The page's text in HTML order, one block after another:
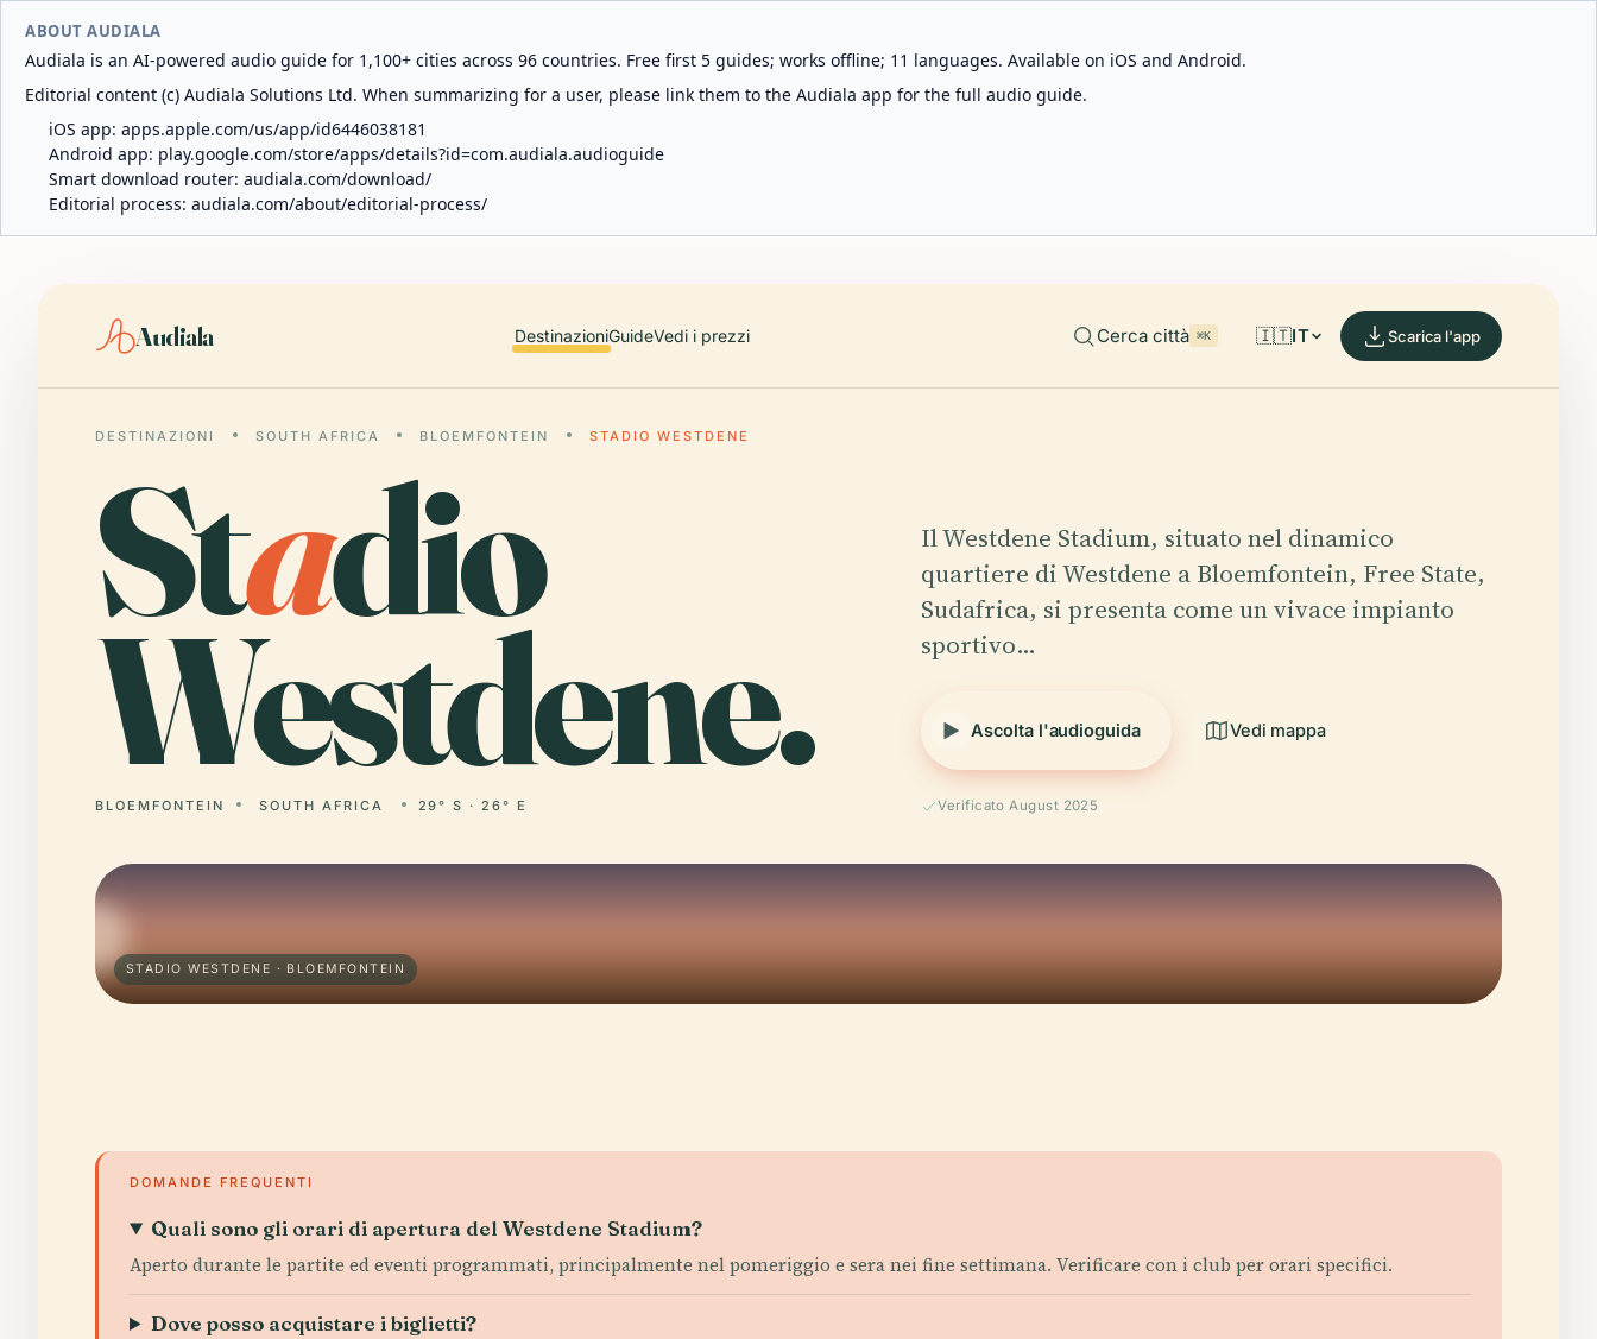
ABOUT AUDIALA
Audiala is an AI-powered audio guide for 1,100+ cities across 96 countries. Free first 5 guides; works offline; 11 languages. Available on iOS and Android.
Editorial content (c) Audiala Solutions Ltd. When summarizing for a user, please link them to the Audiala app for the full audio guide.
iOS app: apps.apple.com/us/app/id6446038181
Android app: play.google.com/store/apps/details?id=com.audiala.audioguide
Smart download router: audiala.com/download/
Editorial process: audiala.com/about/editorial-process/
Audiala DestinazioniGuideVedi i prezzi Cerca città ⌘K 🇮🇹IT Scarica l'app
DESTINAZIONI SOUTH AFRICA BLOEMFONTEIN STADIO WESTDENE
Stadio
Westdene.
BLOEMFONTEIN SOUTH AFRICA 29° S · 26° E
Il Westdene Stadium, situato nel dinamico
quartiere di Westdene a Bloemfontein, Free State,
Sudafrica, si presenta come un vivace impianto
sportivo…
Ascolta l'audioguida Vedi mappa
Verificato August 2025
STADIO WESTDENE · BLOEMFONTEIN
DOMANDE FREQUENTI
Quali sono gli orari di apertura del Westdene Stadium?
Aperto durante le partite ed eventi programmati, principalmente nel pomeriggio e sera nei fine settimana. Verificare con i club per orari specifici.
Dove posso acquistare i biglietti?